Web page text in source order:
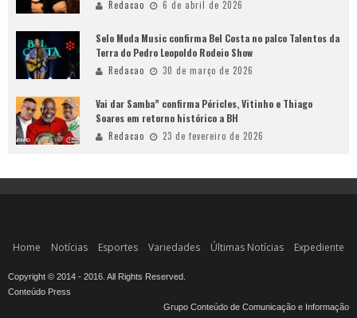
Redacao 6 de abril de 2026
Selo Moda Music confirma Bel Costa no palco Talentos da
Terra do Pedro Leopoldo Rodeio Show
Redacao 30 de março de 2026
Vai dar Samba” confirma Péricles, Vitinho e Thiago
Soares em retorno histórico a BH
Redacao 23 de fevereiro de 2026
Home Notícias Esportes Variedades Últimas Notícias Expediente
Copyright © 2014 - 2016. All Rights Reserved.
Conteúdo Press
Grupo Conteúdo de Comunicação e Informação